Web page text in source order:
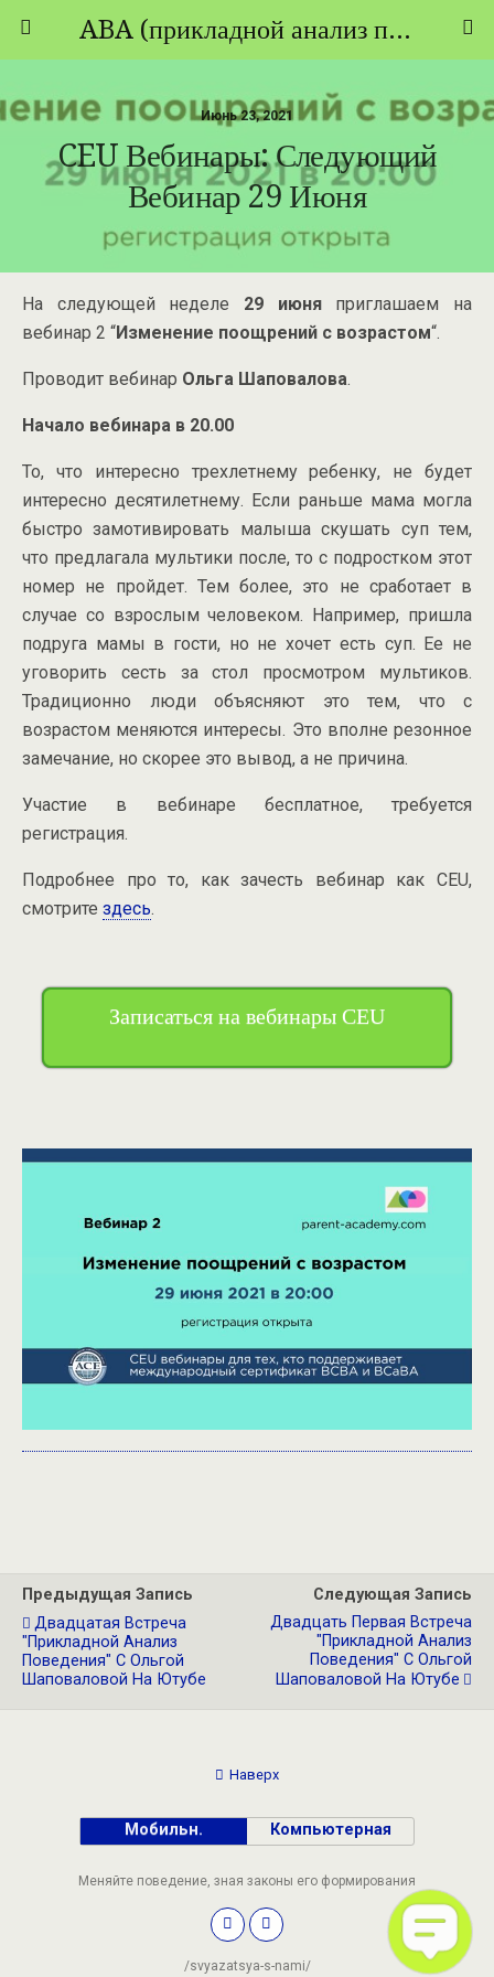
ABA (прикладной анализ поведения) - ТЕОРИЯ И ПРАКТИКА
Июнь 23, 2021
CEU Вебинары: Следующий
Вебинар 29 Июня
На следующей неделе 29 июняприглашаем на
вебинар 2 “Изменение поощрений с возрастом“.
Проводит вебинар Ольга Шаповалова.
Начало вебинара в 20.00
То, что интересно трехлетнему ребенку, не будет
интересно десятилетнему. Если раньше мама могла
быстро замотивировать малыша скушать суп тем,
что предлагала мультики после, то с подростком этот
номер не пройдет. Тем более, это не сработает в
случае со взрослым человеком. Например, пришла
подруга мамы в гости, но не хочет есть суп. Ее не
уговорить сесть за стол просмотром мультиков.
Традиционно люди объясняют это тем, что с
возрастом меняются интересы. Это вполне резонное
замечание, но скорее это вывод, а не причина.
Участие в вебинаре бесплатное, требуется
регистрация.
Подробнее про то, как зачесть вебинар как CEU,
смотрите здесь.
Записаться на вебинары CEU
Предыдущая Запись
Двадцатая Встреча
"Прикладной Анализ
Поведения" С Ольгой
Шаповаловой На Ютубе
Следующая Запись
Двадцать Первая Встреча
"Прикладной Анализ
Поведения" С Ольгой
Шаповаловой На Ютубе
Наверх
Мобильн. Компьютерная
Меняйте поведение, зная законы его формирования
/svyazatsya-s-nami/